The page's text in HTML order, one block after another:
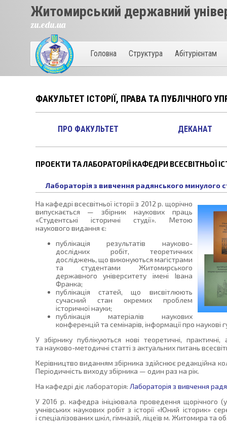
Житомирський державний
zu.edu.ua
Головна Структура Абітурієнтам
ФАКУЛЬТЕТ ІСТОРІЇ, ПРАВА ТА ПУБЛІЧНОГО
ПРО ФАКУЛЬТЕТ ДЕКАНАТ
ПРОЕКТИ ТА ЛАБОРАТОРІЇ КАФЕДРИ ВСЕСВІТНЬОЇ
Лабораторія з вивчення радянського минулого
На кафедрі всесвітньої історії з 2012 р. щорічно
випускається — збірник наукових праць
«Студентські історичні студії». Метою
наукового видання є:
публікація результатів науково-
дослідних робіт, теоретичних
досліджень, що виконуються магістрами
та студентами Житомирського
державного університету імені Івана
Франка;
публікація статей, що висвітлюють
сучасний стан окремих проблем
історичної науки;
публікація матеріалів наукових
конференцій та семінарів, інформації про наукові
У збірнику публікуються нові теоретичні, практичні,
та науково-методичні статті з актуальних питань
Керівництво виданням збірника здійснює редакційна
Періодичність виходу збірника — один раз на рік.
На кафедрі діє лабораторія: Лабораторія з вивчення
У 2016 р. кафедра ініціювала проведення щорічного
учнівських наукових робіт з історії «Юний історик»
і спеціалізованих шкіл, гімназій, ліцеїв м. Житомира та